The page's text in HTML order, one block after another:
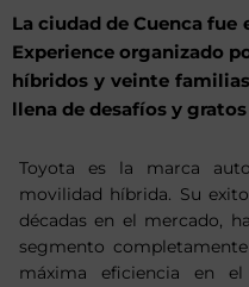
La ciudad de Cuenca
Experience organizado
híbridos y veinte
llena de desafíos y
Toyota es la marca
movilidad híbrida. Su
décadas en el mercado,
segmento
máxima eficiencia en